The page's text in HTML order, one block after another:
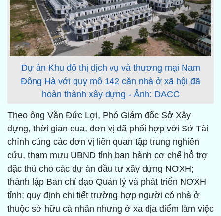
Dự án Khu đô thị dịch vụ và thương mại Nam
Đông Hà với quy mô 142 căn nhà ở xã hội đã
hoàn thành xây dựng - Ảnh: DACC
Theo ông Văn Đức Lợi, Phó Giám đốc Sở Xây
dựng, thời gian qua, đơn vị đã phối hợp với Sở Tài
chính cùng các đơn vị liên quan tập trung nghiên
cứu, tham mưu UBND tỉnh ban hành cơ chế hỗ trợ
đặc thù cho các dự án đầu tư xây dựng NƠXH;
thành lập Ban chỉ đạo Quản lý và phát triển NƠXH
tỉnh; quy định chi tiết trường hợp người có nhà ở
thuộc sở hữu cá nhân nhưng ở xa địa điểm làm việc